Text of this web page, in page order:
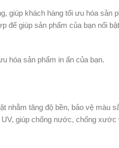
giúp khách hàng tối ưu hóa sản
để giúp sản phẩm của bạn nổi
hóa sản phẩm in ấn của bạn.
nhằm tăng độ bền, bảo vệ màu
giúp chống nước, chống xước